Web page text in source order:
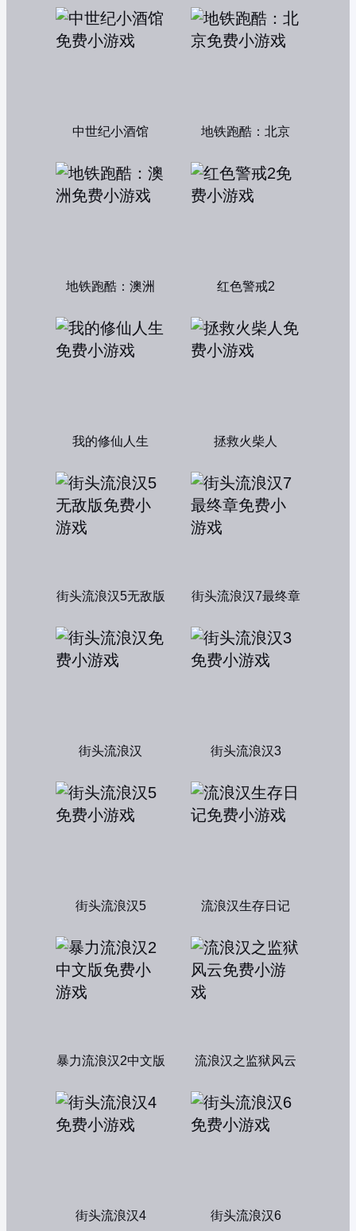
中世纪小酒馆 地铁跑酷：北京
地铁跑酷：澳洲 红色警戒2
我的修仙人生 拯救火柴人
街头流浪汉5无敌版 街头流浪汉7最终章
街头流浪汉 街头流浪汉3
街头流浪汉5 流浪汉生存日记
暴力流浪汉2中文版 流浪汉之监狱风云
街头流浪汉4 街头流浪汉6